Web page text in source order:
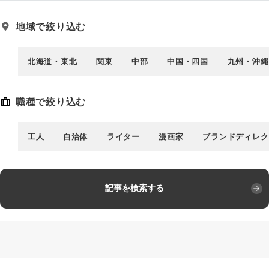
地域で絞り込む
北海道・東北 関東 中部 中国・四国 九州・沖縄
職種で絞り込む
工人 自治体 ライター 漫画家 ブランドディレ
記事を検索する